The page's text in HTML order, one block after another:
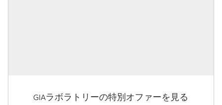
GIAラボラトリーの特別オファーを見る